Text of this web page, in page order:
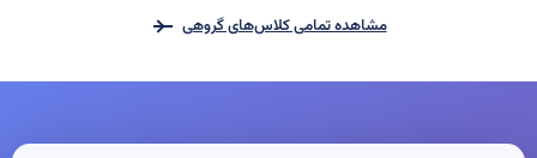
مشاهده تمامی کلاس‌های گروهی